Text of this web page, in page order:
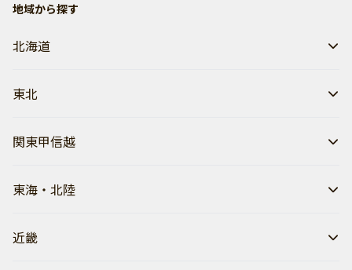
地域から探す
北海道
東北
関東甲信越
東海・北陸
近畿